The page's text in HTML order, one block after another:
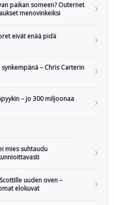
paikan someen? Outernet
menovinkeiksi
eivät enää pidä
– Chris Carterin
– jo 300 miljoonaa
mies suhtaudu
uuden oven –
elokuvat